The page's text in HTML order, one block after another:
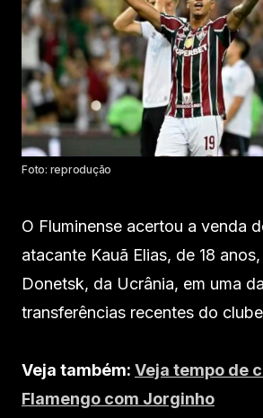
Foto: reprodução
O Fluminense acertou a venda
atacante Kauã Elias, de 18
Donetsk, da Ucrânia, em uma
transferências recentes do
Veja também: Veja tempo de
Flamengo com Jorginho